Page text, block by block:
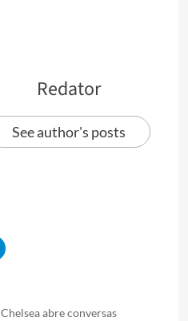
Redator
See author's posts
Chelsea abre conversas